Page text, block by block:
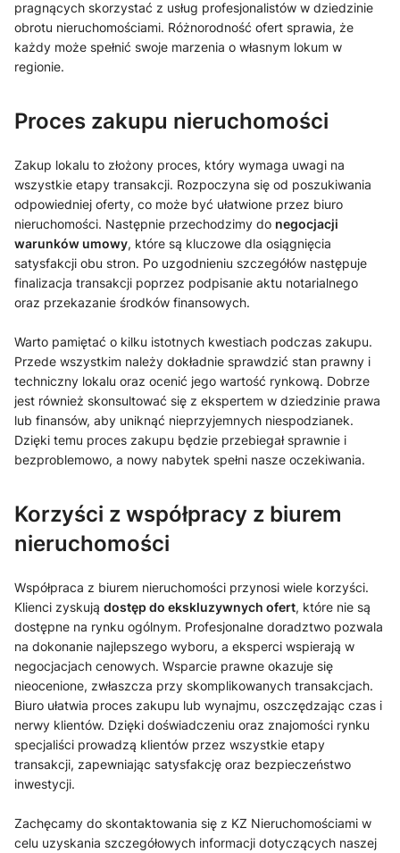
pragnących skorzystać z usług profesjonalistów w dziedzinie
obrotu nieruchomościami. Różnorodność ofert sprawia, że
każdy może spełnić swoje marzenia o własnym lokum w
regionie.
Proces zakupu nieruchomości
Zakup lokalu to złożony proces, który wymaga uwagi na
wszystkie etapy transakcji. Rozpoczyna się od poszukiwania
odpowiedniej oferty, co może być ułatwione przez biuro
nieruchomości. Następnie przechodzimy do negocjacji
warunków umowy, które są kluczowe dla osiągnięcia
satysfakcji obu stron. Po uzgodnieniu szczegółów następuje
finalizacja transakcji poprzez podpisanie aktu notarialnego
oraz przekazanie środków finansowych.
Warto pamiętać o kilku istotnych kwestiach podczas zakupu.
Przede wszystkim należy dokładnie sprawdzić stan prawny i
techniczny lokalu oraz ocenić jego wartość rynkową. Dobrze
jest również skonsultować się z ekspertem w dziedzinie prawa
lub finansów, aby uniknąć nieprzyjemnych niespodzianek.
Dzięki temu proces zakupu będzie przebiegał sprawnie i
bezproblemowo, a nowy nabytek spełni nasze oczekiwania.
Korzyści z współpracy z biurem
nieruchomości
Współpraca z biurem nieruchomości przynosi wiele korzyści.
Klienci zyskują dostęp do ekskluzywnych ofert, które nie są
dostępne na rynku ogólnym. Profesjonalne doradztwo pozwala
na dokonanie najlepszego wyboru, a eksperci wspierają w
negocjacjach cenowych. Wsparcie prawne okazuje się
nieocenione, zwłaszcza przy skomplikowanych transakcjach.
Biuro ułatwia proces zakupu lub wynajmu, oszczędzając czas i
nerwy klientów. Dzięki doświadczeniu oraz znajomości rynku
specjaliści prowadzą klientów przez wszystkie etapy
transakcji, zapewniając satysfakcję oraz bezpieczeństwo
inwestycji.
Zachęcamy do skontaktowania się z KZ Nieruchomościami w
celu uzyskania szczegółowych informacji dotyczących naszej